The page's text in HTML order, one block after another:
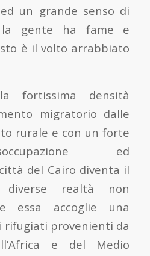
un grande senso di
la gente ha fame e
è il volto arrabbiato
fortissima densità
migratorio dalle
rurale e con un forte
ed
del Cairo diventa il
diverse realtà non
essa accoglie una
rifugiati provenienti da
e del Medio